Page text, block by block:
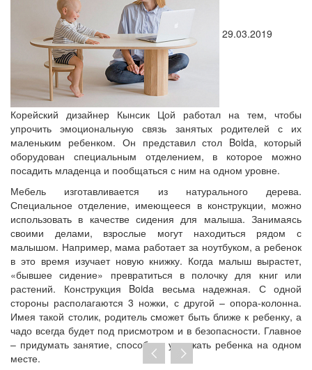
29.03.2019
Корейский дизайнер Кынсик Цой работал на тем, чтобы
упрочить эмоциональную связь занятых родителей с их
маленьким ребенком. Он представил стол Boida, который
оборудован специальным отделением, в которое можно
посадить младенца и пообщаться с ним на одном уровне.
Мебель изготавливается из натурального дерева.
Специальное отделение, имеющееся в конструкции, можно
использовать в качестве сидения для малыша. Занимаясь
своими делами, взрослые могут находиться рядом с
малышом. Например, мама работает за ноутбуком, а ребенок
в это время изучает новую книжку. Когда малыш вырастет,
«бывшее сидение» превратиться в полочку для книг или
растений. Конструкция Boida весьма надежная. С одной
стороны располагаются 3 ножки, с другой – опора-колонна.
Имея такой столик, родитель сможет быть ближе к ребенку, а
чадо всегда будет под присмотром и в безопасности. Главное
– придумать занятие, способное удержать ребенка на одном
месте.